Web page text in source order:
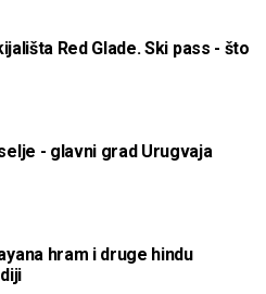
Red Glade. Ski pass - što
- glavni grad Urugvaja
hram i druge hindu